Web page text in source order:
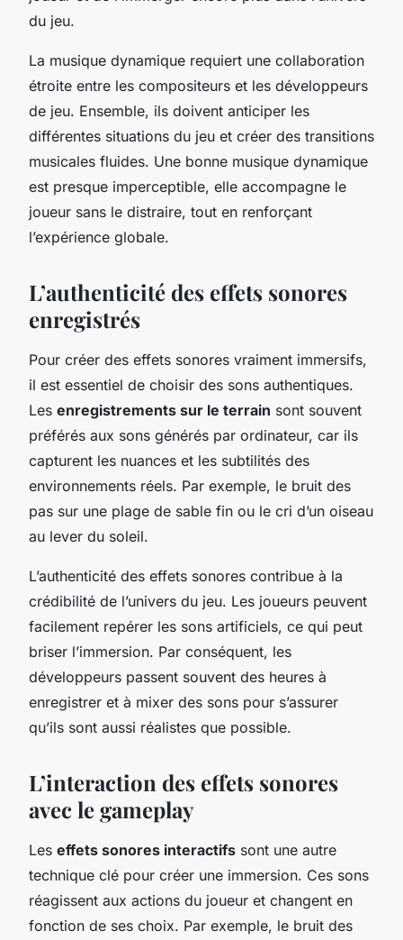
du jeu.
La musique dynamique requiert une collaboration
étroite entre les compositeurs et les développeurs
de jeu. Ensemble, ils doivent anticiper les
différentes situations du jeu et créer des transitions
musicales fluides. Une bonne musique dynamique
est presque imperceptible, elle accompagne le
joueur sans le distraire, tout en renforçant
l’expérience globale.
L’authenticité des effets sonores
enregistrés
Pour créer des effets sonores vraiment immersifs,
il est essentiel de choisir des sons authentiques.
Les enregistrements sur le terrain sont souvent
préférés aux sons générés par ordinateur, car ils
capturent les nuances et les subtilités des
environnements réels. Par exemple, le bruit des
pas sur une plage de sable fin ou le cri d’un oiseau
au lever du soleil.
L’authenticité des effets sonores contribue à la
crédibilité de l’univers du jeu. Les joueurs peuvent
facilement repérer les sons artificiels, ce qui peut
briser l’immersion. Par conséquent, les
développeurs passent souvent des heures à
enregistrer et à mixer des sons pour s’assurer
qu’ils sont aussi réalistes que possible.
L’interaction des effets sonores
avec le gameplay
Les effets sonores interactifs sont une autre
technique clé pour créer une immersion. Ces sons
réagissent aux actions du joueur et changent en
fonction de ses choix. Par exemple, le bruit des